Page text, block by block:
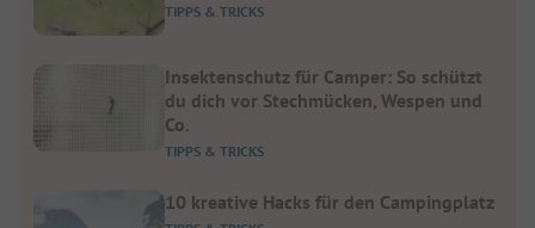
TIPPS & TRICKS
TIPPS & TRICKS
Insektenschutz für Camper: So schützt
du dich vor Stechmücken, Wespen und
Co.
10 kreative Hacks für den Campingplatz